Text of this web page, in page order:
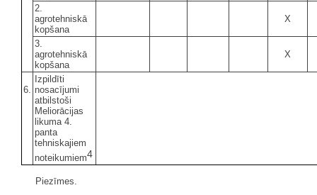
2.
agrotehniskā
kopšana
X
3.
agrotehniskā
kopšana
X
6.
Izpildīti
nosacījumi
atbilstoši
Meliorācijas
likuma 4.
panta
tehniskajiem
noteikumiem4
Piezīmes.